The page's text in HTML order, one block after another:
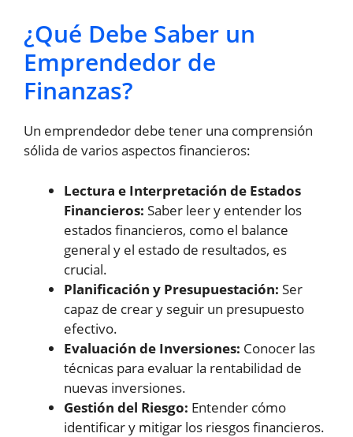
¿Qué Debe Saber un
Emprendedor de
Finanzas?
Un emprendedor debe tener una comprensión
sólida de varios aspectos financieros:
Lectura e Interpretación de Estados
Financieros: Saber leer y entender los
estados financieros, como el balance
general y el estado de resultados, es
crucial.
Planificación y Presupuestación: Ser
capaz de crear y seguir un presupuesto
efectivo.
Evaluación de Inversiones: Conocer las
técnicas para evaluar la rentabilidad de
nuevas inversiones.
Gestión del Riesgo: Entender cómo
identificar y mitigar los riesgos financieros.